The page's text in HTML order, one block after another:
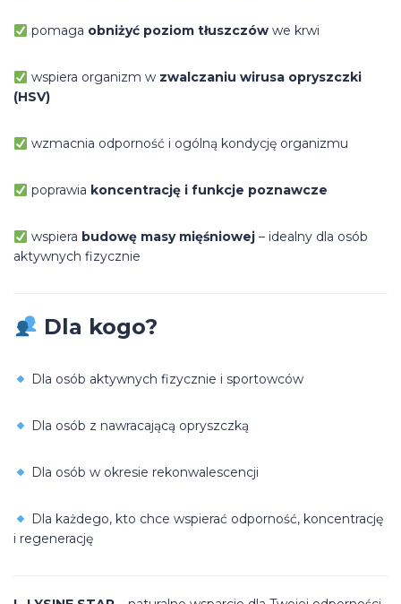
pomaga obniżyć poziom tłuszczówwe krwi
wspiera organizm w zwalczaniu wirusa opryszczki
(HSV)
wzmacnia odporność i ogólną kondycję organizmu
poprawia koncentrację i funkcje poznawcze
wspiera budowę masy mięśniowej– idealny dla osób
aktywnych fizycznie
Dla kogo?
Dla osób aktywnych fizycznie i sportowców
Dla osób z nawracającą opryszczką
Dla osób w okresie rekonwalescencji
Dla każdego, kto chce wspierać odporność, koncentrację
i regenerację